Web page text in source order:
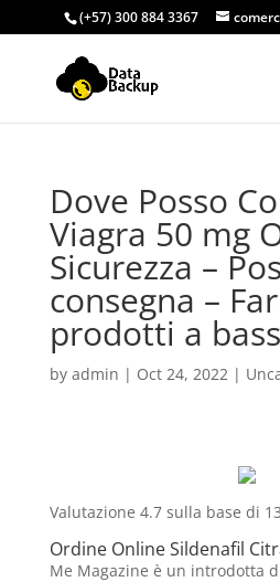
(+57) 300 884 3367
Dove Posso
Viagra 50 mg
Sicurezza –
consegna –
prodotti a
by admin | Oct 24, 2022|
Valutazione 4.7sulla base di
Ordine Online Sildenafil
Me Magazine è un introdotta